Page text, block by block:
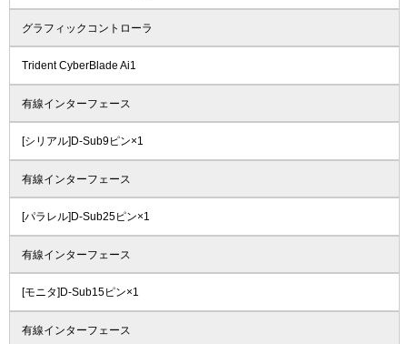
グラフィックコントローラ
Trident CyberBlade Ai1
有線インターフェース
[シリアル]D-Sub9ピン×1
有線インターフェース
[パラレル]D-Sub25ピン×1
有線インターフェース
[モニタ]D-Sub15ピン×1
有線インターフェース